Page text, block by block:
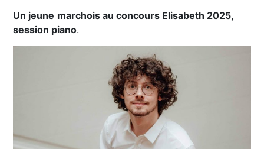
Un jeune marchois au concours Elisabeth 2025,
session piano.